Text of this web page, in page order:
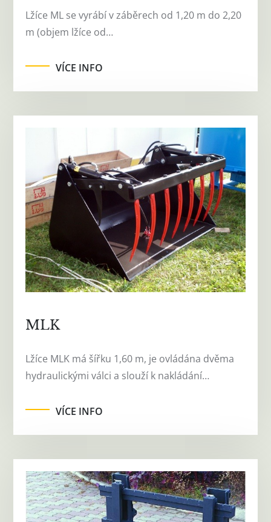
Lžíce ML se vyrábí v záběrech od 1,20 m do 2,20
m (objem lžíce od…
VÍCE INFO
MLK
Lžíce MLK má šířku 1,60 m, je ovládána dvěma
hydraulickými válci a slouží k nakládání…
VÍCE INFO